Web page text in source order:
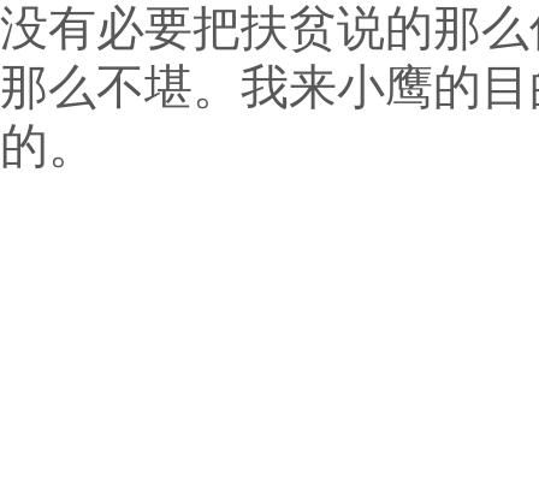
没有必要把扶贫说的那
那么不堪。我来小鹰的
的。